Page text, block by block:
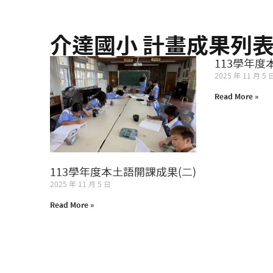
介達國小 計畫成果列表
113學年度本土語開課成果(二)
2025 年 11 月 5 日
Read More »
113學年度
2025 年 11 月 5
Read More »